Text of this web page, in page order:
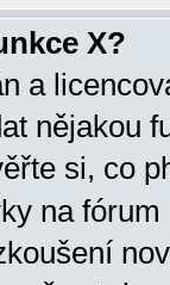
X?
a
nějakou
si, co
na